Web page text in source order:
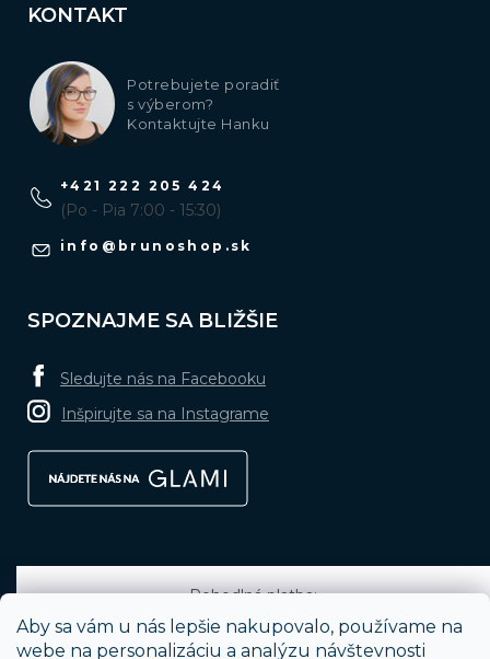
Aby sa vám u nás lepšie nakupovalo, používame na
webe na personalizáciu a analýzu návštevnosti
KONTAKT
Potrebujete poradiť
s výberom?
Kontaktujte Hanku
info @ brunoshop.sk
+421 222 205 424
(Po - Pia 7:00 - 15:30)
SPOZNAJME SA BLIŽŠIE
Sledujte nás na Facebooku
Inšpirujte sa na Instagrame
Pohodlná platba: